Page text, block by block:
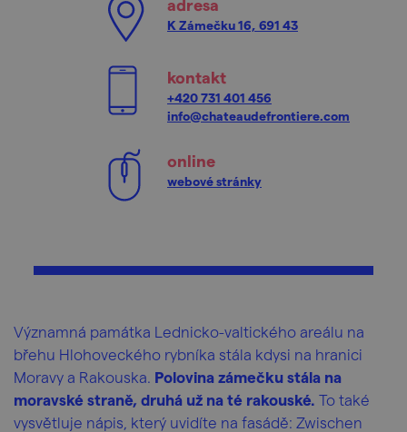
adresa
K Zámečku 16, 691 43
kontakt
+420 731 401 456
info@chateaudefrontiere.com
online
webové stránky
Významná památka Lednicko-valtického areálu na
břehu Hlohoveckého rybníka stála kdysi na hranici
Moravy a Rakouska. Polovina zámečku stála na
moravské straně, druhá už na té rakouské. To také
vysvětluje nápis, který uvidíte na fasádě: Zwischen